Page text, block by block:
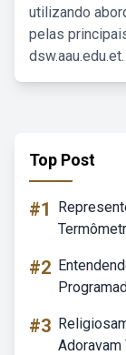
utilizando
pelas
dsw.aau.edu.et.
Top Post
#1
#2
#3
Adoravam